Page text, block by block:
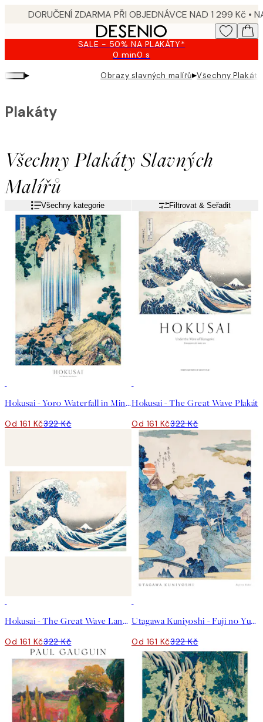
SALE - 50% NA PLAKÁTY*
0 min0 s
Platné
do:
2026-
▸ Obrazy slavných malířů▸Všechny
Všechny Plakáty Slavných
Malířů
Plakáty
Všechny kategorie Filtrovat & Seřadit
Hokusai - Yoro Waterfall in Mino Province Plakát
Od 161 Kč322 Kč
Hokusai - The Great Wave Plakát
Od 161 Kč322 Kč
Hokusai - The Great Wave Landscape Plakát
Od 161 Kč322 Kč
Utagawa Kuniyoshi - Fuji no Yukei Plakát
Od 161 Kč322 Kč